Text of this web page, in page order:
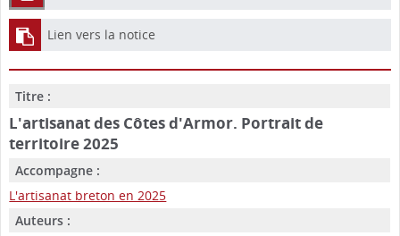
Lien vers la notice
Titre :
L'artisanat des Côtes d'Armor. Portrait de
territoire 2025
Accompagne :
L'artisanat breton en 2025
Auteurs :